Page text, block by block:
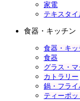
家電
テキスタイ
食器・キッチン
食器・キ
食器
グラス・
カトラリー
鍋・フライ
ティーポ